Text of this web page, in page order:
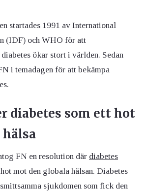
startades 1991 av International
(IDF) och WHO för att
ökar stort i världen. Sedan
i temadagen för att bekämpa
diabetes som ett hot
FN en resolution där diabetes
mot den globala hälsan. Diabetes
sjukdomen som fick den